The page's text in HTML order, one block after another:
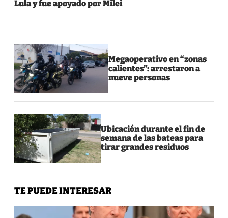
Lula y fue apoyado por Milei
Megaoperativo en “zonas
calientes”: arrestaron a
nueve personas
Ubicación durante el fin de
semana de las bateas para
tirar grandes residuos
TE PUEDE INTERESAR